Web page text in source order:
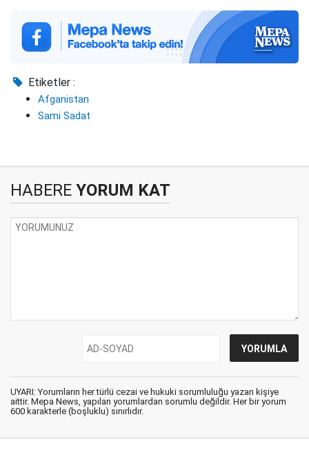
Etiketler :
Afganistan
Sami Sadat
HABERE YORUM KAT
UYARI: Yorumların her türlü cezai ve hukuki sorumluluğu yazan kişiye
aittir. Mepa News, yapılan yorumlardan sorumlu değildir. Her bir yorum
600 karakterle (boşluklu) sınırlıdır.